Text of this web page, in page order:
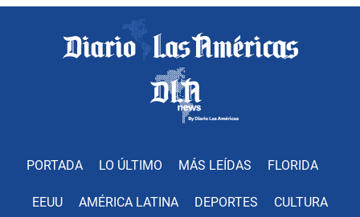
PORTADA LO ÚLTIMO MÁS LEÍDAS FLORIDA
EEUU AMÉRICA LATINA DEPORTES CULTURA